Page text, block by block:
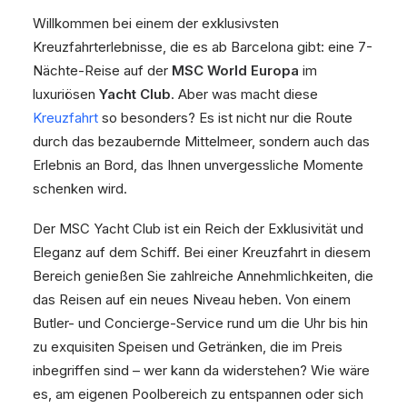
Willkommen bei einem der exklusivsten
Kreuzfahrterlebnisse, die es ab Barcelona gibt: eine 7-
Nächte-Reise auf der MSC World Europa im
luxuriösen Yacht Club. Aber was macht diese
Kreuzfahrt so besonders? Es ist nicht nur die Route
durch das bezaubernde Mittelmeer, sondern auch das
Erlebnis an Bord, das Ihnen unvergessliche Momente
schenken wird.
Der MSC Yacht Club ist ein Reich der Exklusivität und
Eleganz auf dem Schiff. Bei einer Kreuzfahrt in diesem
Bereich genießen Sie zahlreiche Annehmlichkeiten, die
das Reisen auf ein neues Niveau heben. Von einem
Butler- und Concierge-Service rund um die Uhr bis hin
zu exquisiten Speisen und Getränken, die im Preis
inbegriffen sind – wer kann da widerstehen? Wie wäre
es, am eigenen Poolbereich zu entspannen oder sich